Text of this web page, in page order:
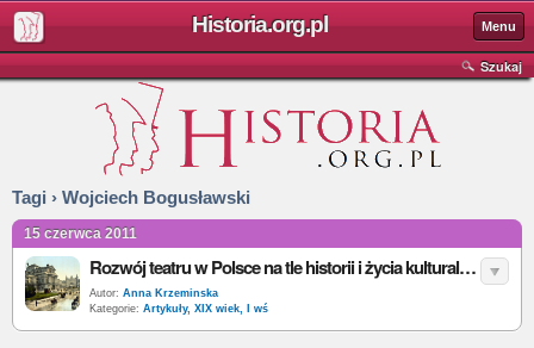
Historia.org.pl Menu
Szukaj
Tagi › Wojciech Bogusławski
15 czerwca 2011
Rozwój teatru w Polsce na tle historii i życia kulturalnego Warszawy i Krakowa w I połowie XIX w.
Autor: Anna Krzeminska
Kategorie: Artykuły, XIX wiek, I wś